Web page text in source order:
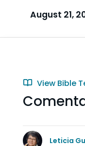
August 21,
View Bible
Leticia